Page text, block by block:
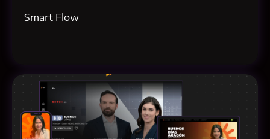
Smart Flow